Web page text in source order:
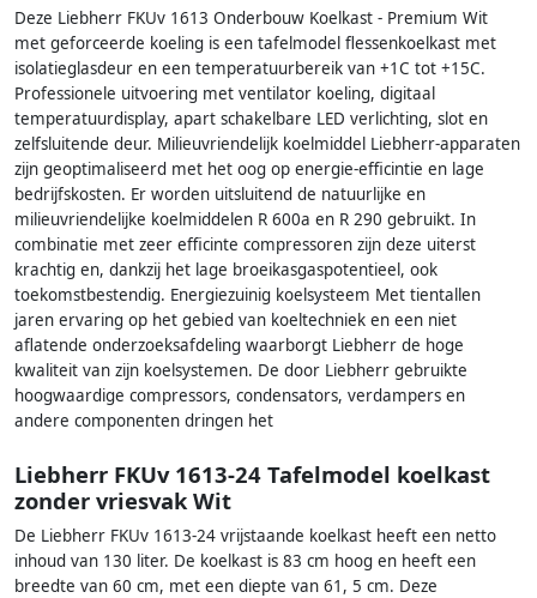
Deze Liebherr FKUv 1613 Onderbouw Koelkast - Premium Wit
met geforceerde koeling is een tafelmodel flessenkoelkast met
isolatieglasdeur en een temperatuurbereik van +1C tot +15C.
Professionele uitvoering met ventilator koeling, digitaal
temperatuurdisplay, apart schakelbare LED verlichting, slot en
zelfsluitende deur. Milieuvriendelijk koelmiddel Liebherr-apparaten
zijn geoptimaliseerd met het oog op energie-efficintie en lage
bedrijfskosten. Er worden uitsluitend de natuurlijke en
milieuvriendelijke koelmiddelen R 600a en R 290 gebruikt. In
combinatie met zeer efficinte compressoren zijn deze uiterst
krachtig en, dankzij het lage broeikasgaspotentieel, ook
toekomstbestendig. Energiezuinig koelsysteem Met tientallen
jaren ervaring op het gebied van koeltechniek en een niet
aflatende onderzoeksafdeling waarborgt Liebherr de hoge
kwaliteit van zijn koelsystemen. De door Liebherr gebruikte
hoogwaardige compressors, condensators, verdampers en
andere componenten dringen het
Liebherr FKUv 1613-24 Tafelmodel koelkast
zonder vriesvak Wit
De Liebherr FKUv 1613-24 vrijstaande koelkast heeft een netto
inhoud van 130 liter. De koelkast is 83 cm hoog en heeft een
breedte van 60 cm, met een diepte van 61, 5 cm. Deze